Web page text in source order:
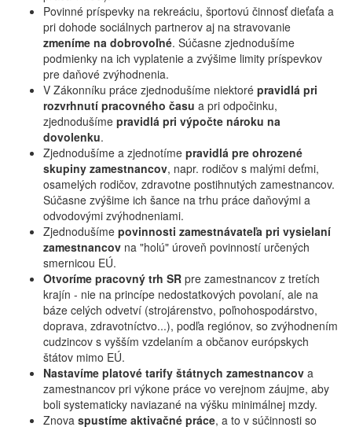
Povinné príspevky na rekreáciu, športovú činnosť dieťaťa a
pri dohode sociálnych partnerov aj na stravovanie
zmeníme na dobrovoľné. Súčasne zjednodušíme
podmienky na ich vyplatenie a zvýšime limity príspevkov
pre daňové zvýhodnenia.
V Zákonníku práce zjednodušíme niektoré pravidlá pri
rozvrhnutí pracovného času a pri odpočinku,
zjednodušíme pravidlá pri výpočte nároku na
dovolenku.
Zjednodušíme a zjednotíme pravidlá pre ohrozené
skupiny zamestnancov, napr. rodičov s malými deťmi,
osamelých rodičov, zdravotne postihnutých zamestnancov.
Súčasne zvýšime ich šance na trhu práce daňovými a
odvodovými zvýhodneniami.
Zjednodušíme povinnosti zamestnávateľa pri vysielaní
zamestnancov na "holú" úroveň povinností určených
smernicou EÚ.
Otvoríme pracovný trh SR pre zamestnancov z tretích
krajín - nie na princípe nedostatkových povolaní, ale na
báze celých odvetví (strojárenstvo, poľnohospodárstvo,
doprava, zdravotníctvo...), podľa regiónov, so zvýhodnením
cudzincov s vyšším vzdelaním a občanov európskych
štátov mimo EÚ.
Nastavíme platové tarify štátnych zamestnancov a
zamestnancov pri výkone práce vo verejnom záujme, aby
boli systematicky naviazané na výšku minimálnej mzdy.
Znova spustíme aktivačné práce, a to v súčinnosti so